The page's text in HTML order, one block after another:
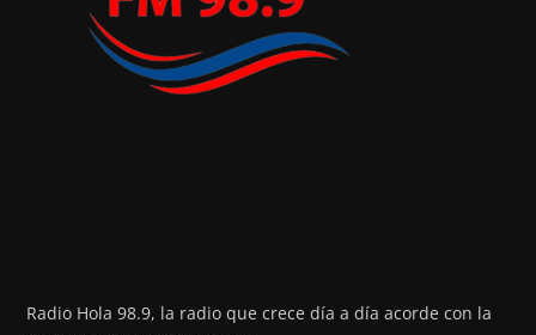
Radio Hola 98.9, la radio que crece día a día acorde con la